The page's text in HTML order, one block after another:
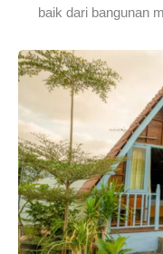
baik dari bangunan